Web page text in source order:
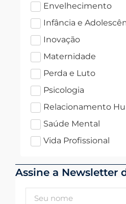
Envelhecimento
Infância e
Inovação
Maternidade
Perda e Luto
Psicologia
Relacionamento
Saúde Mental
Vida Profissional
Assine a Newsletter